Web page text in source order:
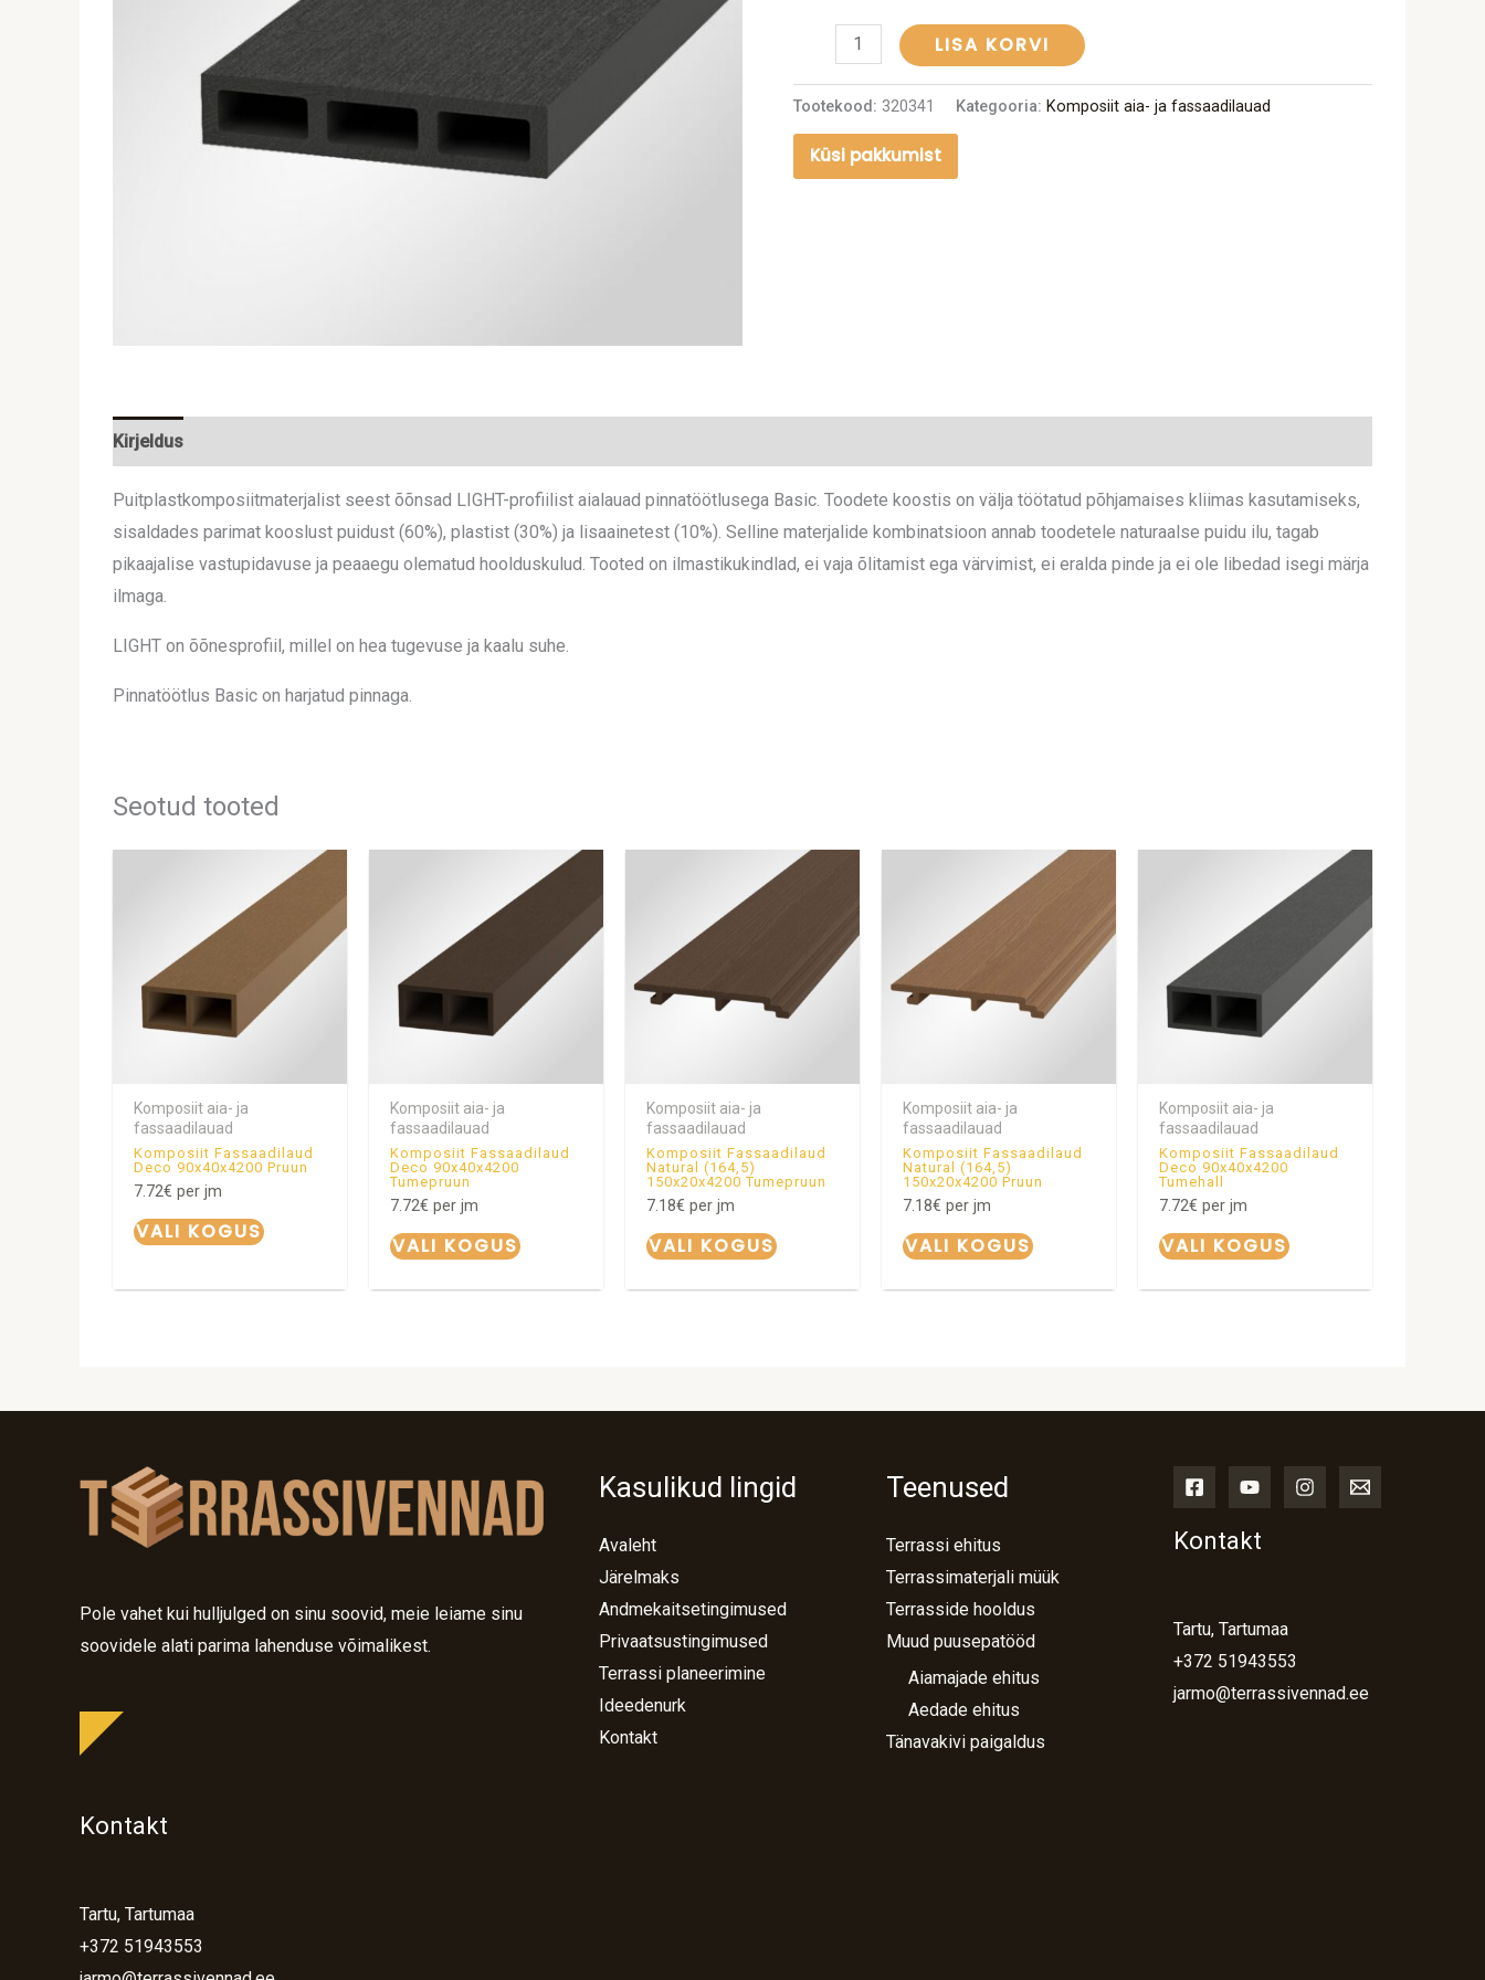
LISA KORVI
Tootekood: 320341 Kategooria: Komposiit aia- ja fassaadilauad
Küsi pakkumist
Kirjeldus
Puitplastkomposiitmaterjalist seest õõnsad LIGHT-profiilist aialauad pinnatöötlusega Basic. Toodete koostis on välja töötatud põhjamaises kliimas kasutamiseks,
sisaldades parimat kooslust puidust (60%), plastist (30%) ja lisaainetest (10%). Selline materjalide kombinatsioon annab toodetele naturaalse puidu ilu, tagab
pikaajalise vastupidavuse ja peaaegu olematud hoolduskulud. Tooted on ilmastikukindlad, ei vaja õlitamist ega värvimist, ei eralda pinde ja ei ole libedad isegi märja
ilmaga.
LIGHT on õõnesprofiil, millel on hea tugevuse ja kaalu suhe.
Pinnatöötlus Basic on harjatud pinnaga.
Seotud tooted
Komposiit aia- ja
fassaadilauad
Komposiit Fassaadilaud
Deco 90x40x4200 Pruun
7.72€ per jm
VALI KOGUS
Komposiit aia- ja
fassaadilauad
Komposiit Fassaadilaud
Deco 90x40x4200
Tumepruun
7.72€ per jm
VALI KOGUS
Komposiit aia- ja
fassaadilauad
Komposiit Fassaadilaud
Natural (164,5)
150x20x4200 Tumepruun
7.18€ per jm
VALI KOGUS
Komposiit aia- ja
fassaadilauad
Komposiit Fassaadilaud
Natural (164,5)
150x20x4200 Pruun
7.18€ per jm
VALI KOGUS
Komposiit aia- ja
fassaadilauad
Komposiit Fassaadilaud
Deco 90x40x4200
Tumehall
7.72€ per jm
VALI KOGUS
Pole vahet kui hulljulged on sinu soovid, meie leiame sinu
soovidele alati parima lahenduse võimalikest.
Kontakt
Tartu, Tartumaa
+372 51943553
Kasulikud lingid
Avaleht
Järelmaks
Andmekaitsetingimused
Privaatsustingimused
Terrassi planeerimine
Ideedenurk
Kontakt
Teenused
Terrassi ehitus
Terrassimaterjali müük
Terrasside hooldus
Muud puusepatööd
Aiamajade ehitus
Aedade ehitus
Tänavakivi paigaldus
Kontakt
Tartu, Tartumaa
+372 51943553
jarmo@terrassivennad.ee